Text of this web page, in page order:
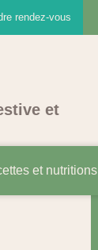
rendez-vous
et
et nutritions